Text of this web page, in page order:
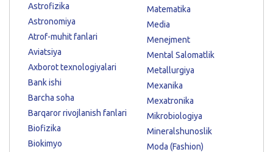
Astrofizika
Astronomiya
Atrof-muhit fanlari
Aviatsiya
Axborot texnologiyalari
Bank ishi
Barcha soha
Barqaror rivojlanish fanlari
Biofizika
Biokimyo
Matematika
Media
Menejment
Mental Salomatlik
Metallurgiya
Mexanika
Mexatronika
Mikrobiologiya
Mineralshunoslik
Moda (Fashion)